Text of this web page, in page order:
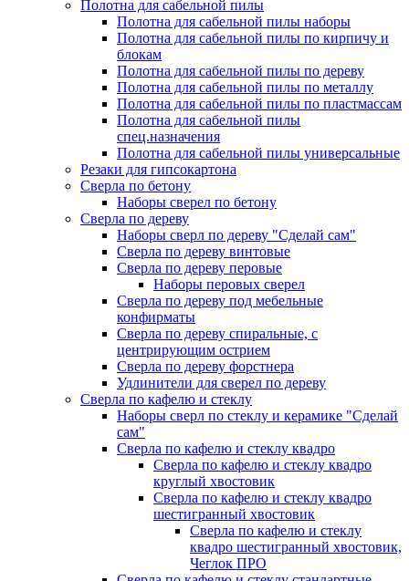
Полотна для сабельной пилы
Полотна для сабельной пилы наборы
Полотна для сабельной пилы по кирпичу и
блокам
Полотна для сабельной пилы по дереву
Полотна для сабельной пилы по металлу
Полотна для сабельной пилы по пластмассам
Полотна для сабельной пилы
спец.назначения
Полотна для сабельной пилы универсальные
Резаки для гипсокартона
Сверла по бетону
Наборы сверел по бетону
Сверла по дереву
Наборы сверл по дереву "Сделай сам"
Сверла по дереву винтовые
Сверла по дереву перовые
Наборы перовых сверел
Сверла по дереву под мебельные
конфирматы
Сверла по дереву спиральные, с
центрирующим острием
Сверла по дереву форстнера
Удлинители для сверел по дереву
Сверла по кафелю и стеклу
Наборы сверл по стеклу и керамике "Сделай
сам"
Сверла по кафелю и стеклу квадро
Сверла по кафелю и стеклу квадро
круглый хвостовик
Сверла по кафелю и стеклу квадро
шестигранный хвостовик
Сверла по кафелю и стеклу
квадро шестигранный хвостовик,
Чеглок ПРО